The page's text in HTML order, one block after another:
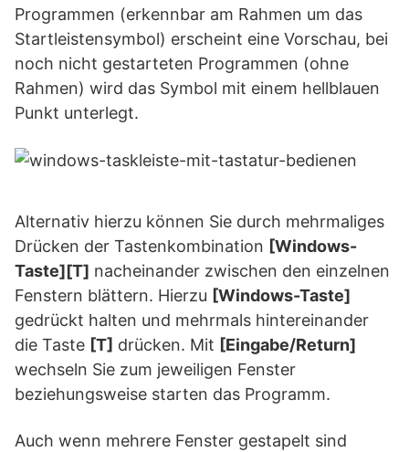
Programmen (erkennbar am Rahmen um das
Startleistensymbol) erscheint eine Vorschau, bei
noch nicht gestarteten Programmen (ohne
Rahmen) wird das Symbol mit einem hellblauen
Punkt unterlegt.
Alternativ hierzu können Sie durch mehrmaliges
Drücken der Tastenkombination [Windows-
Taste][T] nacheinander zwischen den einzelnen
Fenstern blättern. Hierzu [Windows-Taste]
gedrückt halten und mehrmals hintereinander
die Taste [T] drücken. Mit [Eingabe/Return]
wechseln Sie zum jeweiligen Fenster
beziehungsweise starten das Programm.
Auch wenn mehrere Fenster gestapelt sind